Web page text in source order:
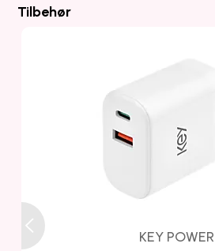
Tilbehør
KEY POWER